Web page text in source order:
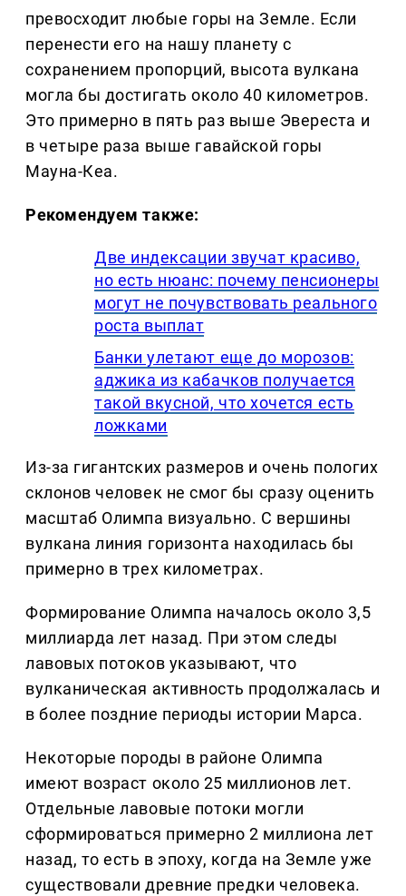
превосходит любые горы на Земле. Если
перенести его на нашу планету с
сохранением пропорций, высота вулкана
могла бы достигать около 40 километров.
Это примерно в пять раз выше Эвереста и
в четыре раза выше гавайской горы
Мауна-Кеа.
Рекомендуем также:
Две индексации звучат красиво,
но есть нюанс: почему пенсионеры
могут не почувствовать реального
роста выплат
Банки улетают еще до морозов:
аджика из кабачков получается
такой вкусной, что хочется есть
ложками
Из-за гигантских размеров и очень пологих
склонов человек не смог бы сразу оценить
масштаб Олимпа визуально. С вершины
вулкана линия горизонта находилась бы
примерно в трех километрах.
Формирование Олимпа началось около 3,5
миллиарда лет назад. При этом следы
лавовых потоков указывают, что
вулканическая активность продолжалась и
в более поздние периоды истории Марса.
Некоторые породы в районе Олимпа
имеют возраст около 25 миллионов лет.
Отдельные лавовые потоки могли
сформироваться примерно 2 миллиона лет
назад, то есть в эпоху, когда на Земле уже
существовали древние предки человека.